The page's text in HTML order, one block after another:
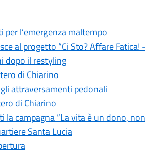
l’emergenza maltempo
al progetto “Ci Sto? Affare Fatica!
dopo il restyling
di Chiarino
attraversamenti pedonali
di Chiarino
la campagna “La vita è un dono,
Santa Lucia